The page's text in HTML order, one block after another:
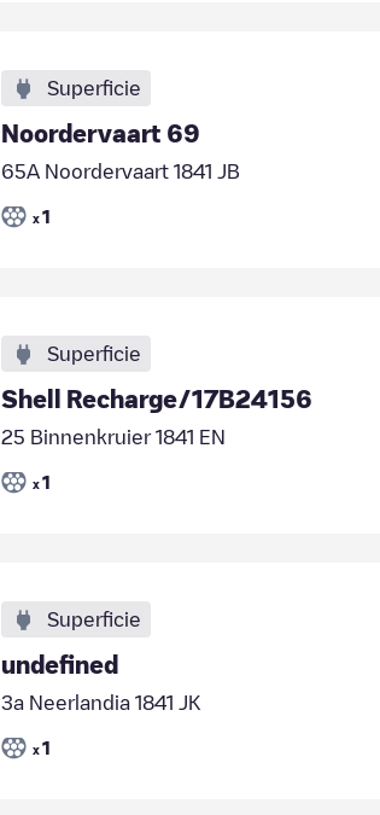
Superficie
Noordervaart 69
65A Noordervaart 1841 JB
x 1
Superficie
Shell Recharge/17B24156
25 Binnenkruier 1841 EN
x 1
Superficie
undefined
3a Neerlandia 1841 JK
x 1